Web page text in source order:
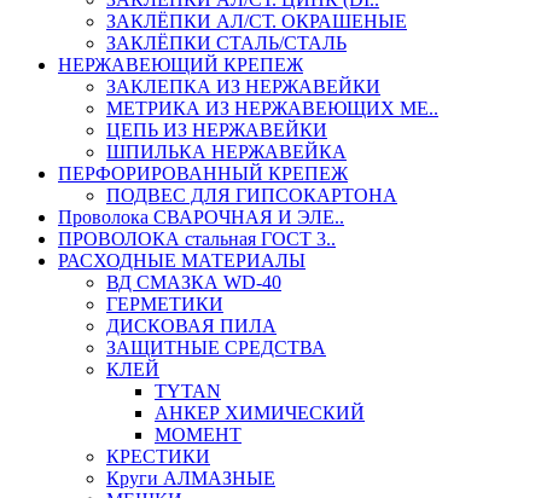
ЗАКЛЁПКИ АЛ/СТ. ОКРАШЕНЫЕ
ЗАКЛЁПКИ СТАЛЬ/СТАЛЬ
НЕРЖАВЕЮЩИЙ КРЕПЕЖ
ЗАКЛЕПКА ИЗ НЕРЖАВЕЙКИ
МЕТРИКА ИЗ НЕРЖАВЕЮЩИХ МЕ..
ЦЕПЬ ИЗ НЕРЖАВЕЙКИ
ШПИЛЬКА НЕРЖАВЕЙКА
ПЕРФОРИРОВАННЫЙ КРЕПЕЖ
ПОДВЕС ДЛЯ ГИПСОКАРТОНА
Проволока СВАРОЧНАЯ И ЭЛЕ..
ПРОВОЛОКА стальная ГОСТ 3..
РАСХОДНЫЕ МАТЕРИАЛЫ
ВД СМАЗКА WD-40
ГЕРМЕТИКИ
ДИСКОВАЯ ПИЛА
ЗАЩИТНЫЕ СРЕДСТВА
КЛЕЙ
TYTAN
АНКЕР ХИМИЧЕСКИЙ
МОМЕНТ
КРЕСТИКИ
Круги АЛМАЗНЫЕ